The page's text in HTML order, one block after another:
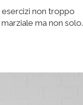
esercizi non troppo
ma non solo.